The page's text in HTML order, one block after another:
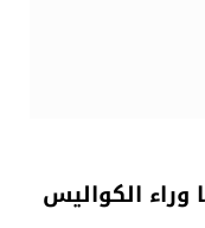
الكواليس